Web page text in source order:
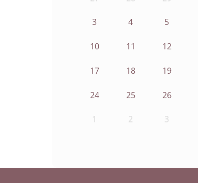
3 4 5
10 11 12
17 18 19
24 25 26
1 2 3